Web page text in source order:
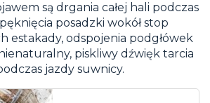
są drgania całej hali podczas
posadzki wokół stop
estakady, odspojenia podgłówek
piskliwy dźwięk tarcia
jazdy suwnicy.